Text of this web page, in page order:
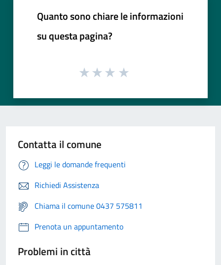
Quanto sono chiare le informazioni
su questa pagina?
Contatta il comune
Leggi le domande frequenti
Richiedi Assistenza
Chiama il comune 0437 575811
Prenota un appuntamento
Problemi in città